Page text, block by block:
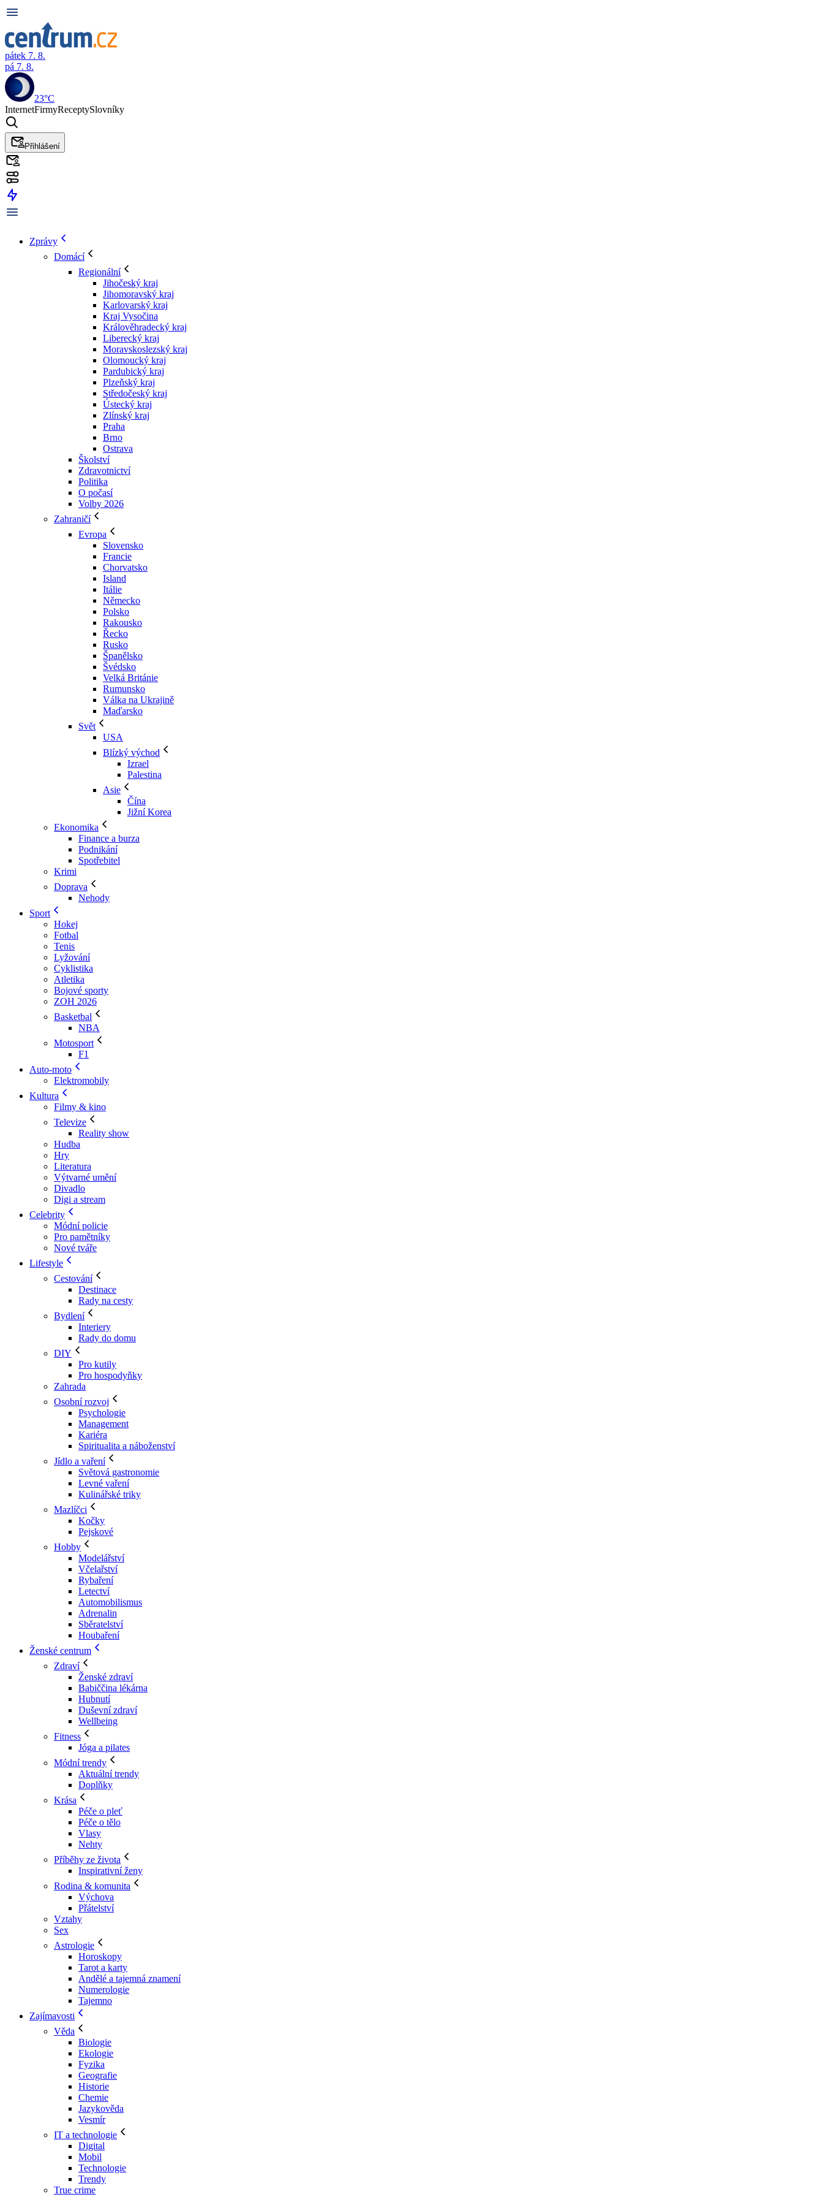
pátek 7. 8.
pá 7. 8.
23°C
InternetFirmyReceptySlovníky
Přihlášení
Zprávy
Domácí
Regionální
Jihočeský kraj
Jihomoravský kraj
Karlovarský kraj
Kraj Vysočina
Králověhradecký kraj
Liberecký kraj
Moravskoslezský kraj
Olomoucký kraj
Pardubický kraj
Plzeňský kraj
Středočeský kraj
Ústecký kraj
Zlínský kraj
Praha
Brno
Ostrava
Školství
Zdravotnictví
Politika
O počasí
Volby 2026
Zahraničí
Evropa
Slovensko
Francie
Chorvatsko
Island
Itálie
Německo
Polsko
Rakousko
Řecko
Rusko
Španělsko
Švédsko
Velká Británie
Rumunsko
Válka na Ukrajině
Maďarsko
Svět
USA
Blízký východ
Izrael
Palestina
Asie
Čína
Jižní Korea
Ekonomika
Finance a burza
Podnikání
Spotřebitel
Krimi
Doprava
Nehody
Sport
Hokej
Fotbal
Tenis
Lyžování
Cyklistika
Atletika
Bojové sporty
ZOH 2026
Basketbal
NBA
Motosport
F1
Auto-moto
Elektromobily
Kultura
Filmy & kino
Televize
Reality show
Hudba
Hry
Literatura
Výtvarné umění
Divadlo
Digi a stream
Celebrity
Módní policie
Pro pamětníky
Nové tváře
Lifestyle
Cestování
Destinace
Rady na cesty
Bydlení
Interiery
Rady do domu
DIY
Pro kutily
Pro hospodyňky
Zahrada
Osobní rozvoj
Psychologie
Management
Kariéra
Spiritualita a náboženství
Jídlo a vaření
Světová gastronomie
Levné vaření
Kulinářské triky
Mazlíčci
Kočky
Pejskové
Hobby
Modelářství
Včelařství
Rybaření
Letectví
Automobilismus
Adrenalin
Sběratelství
Houbaření
Ženské centrum
Zdraví
Ženské zdraví
Babiččina lékárna
Hubnutí
Duševní zdraví
Wellbeing
Fitness
Jóga a pilates
Módní trendy
Aktuální trendy
Doplňky
Krása
Péče o pleť
Péče o tělo
Vlasy
Nehty
Příběhy ze života
Inspirativní ženy
Rodina & komunita
Výchova
Přátelství
Vztahy
Sex
Astrologie
Horoskopy
Tarot a karty
Andělé a tajemná znamení
Numerologie
Tajemno
Zajímavosti
Věda
Biologie
Ekologie
Fyzika
Geografie
Historie
Chemie
Jazykověda
Vesmír
IT a technologie
Digital
Mobil
Technologie
Trendy
True crime